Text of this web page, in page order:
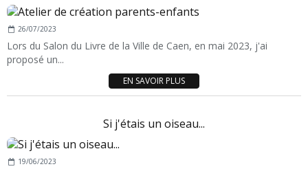
26/07/2023
Lors du Salon du Livre de la Ville de Caen, en mai 2023, j'ai
proposé un...
EN SAVOIR PLUS
Si j'étais un oiseau...
19/06/2023